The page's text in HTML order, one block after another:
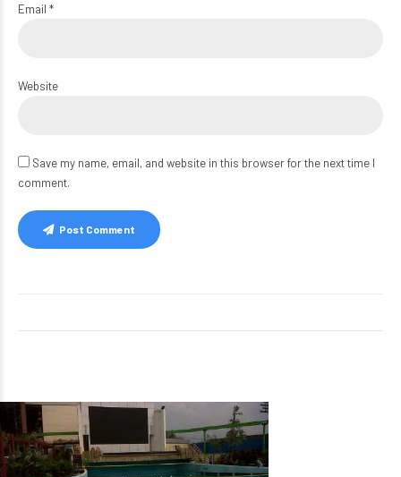
Email *
Website
Save my name, email, and website in this browser for the next time I
comment.
Post Comment